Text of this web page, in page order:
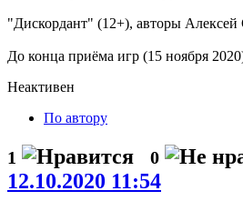
"Дискордант" (12+), авторы Алексей
До конца приёма игр (15 ноября
Неактивен
По автору
1 0
12.10.2020 11:54